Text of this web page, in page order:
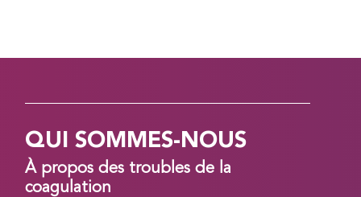
QUI SOMMES-NOUS
À propos des troubles de la
coagulation